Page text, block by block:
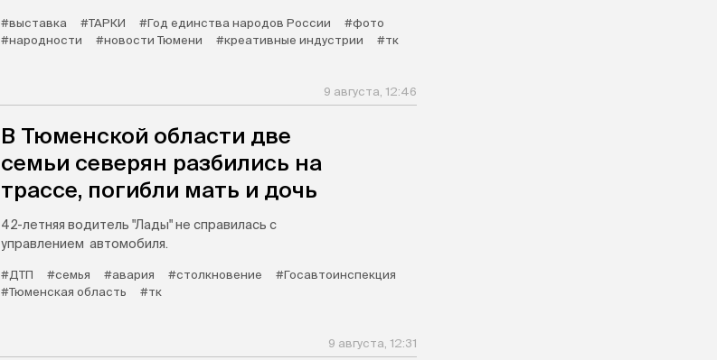
#выставка #ТАРКИ #Год единства народов России
#фото
#народности
#новости Тюмени #креативные индустрии #тк
9 августа, 12:46
В Тюменской области две
семьи северян разбились на
трассе, погибли мать и дочь
42-летняя водитель "Лады" не справилась с
управлением автомобиля.
#ДТП #семья #авария #столкновение
#Госавтоинспекция
#Тюменская область
#тк
9 августа, 12:31